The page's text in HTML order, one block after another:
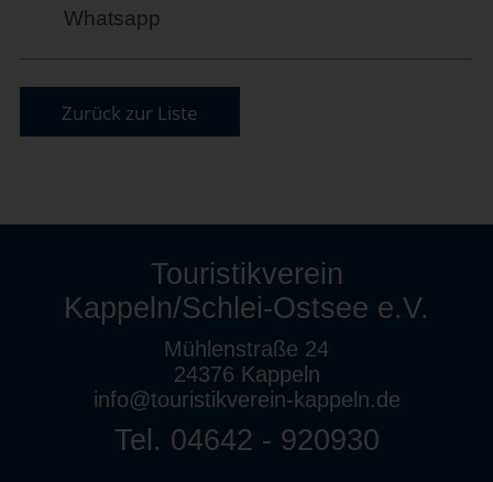
Whatsapp
Zurück zur Liste
Touristikverein
Kappeln/Schlei-Ostsee e.V.
Mühlenstraße 24
24376 Kappeln
info@touristikverein-kappeln.de
Tel. 04642 - 920930